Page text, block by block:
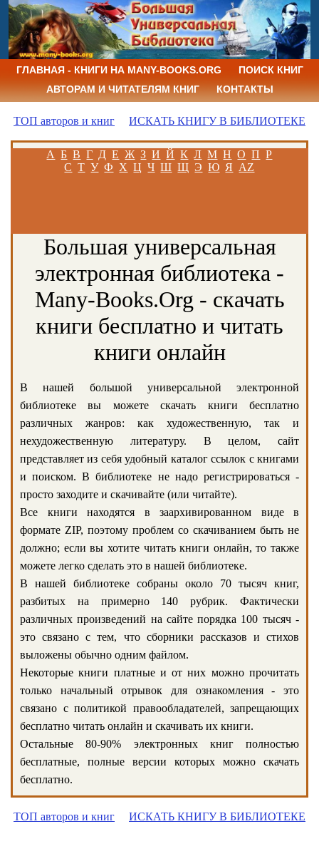
ГЛАВНАЯ - КНИГИ НА MANY-BOOKS.ORG
ПОИСК КНИГ
АВТОРАМ И ЧИТАТЕЛЯМ КНИГ
КОНТАКТЫ
ТОП авторов и книг ИСКАТЬ КНИГУ В БИБЛИОТЕКЕ
А Б В Г Д Е Ж З И Й К Л М Н О П Р
С Т У Ф Х Ц Ч Ш Щ Э Ю Я AZ
Большая универсальная
электронная библиотека -
Many-Books.Org - скачать
книги бесплатно и читать
книги онлайн
В нашей большой универсальной электронной
библиотеке вы можете скачать книги бесплатно
различных жанров: как художественную, так и
нехудожественную литературу. В целом, сайт
представляет из себя удобный каталог ссылок с книгами
и поиском. В библиотеке не надо регистрироваться -
просто заходите и скачивайте (или читайте).
Все книги находятся в заархивированном виде в
формате ZIP, поэтому проблем со скачиванием быть не
должно; если вы хотите читать книги онлайн, то также
можете легко сделать это в нашей библиотеке.
В нашей библиотеке собраны около 70 тысяч книг,
разбитых на примерно 140 рубрик. Фактически
различных произведений на сайте порядка 100 тысяч -
это связано с тем, что сборники рассказов и стихов
выложены обычно одним файлом.
Некоторые книги платные и от них можно прочитать
только начальный отрывок для ознакомления - это
связано с политикой правообладателей, запрещающих
бесплатно читать онлайн и скачивать их книги.
Остальные 80-90% электронных книг полностью
бесплатные, полные версии которых можно скачать
бесплатно.
ТОП авторов и книг ИСКАТЬ КНИГУ В БИБЛИОТЕКЕ